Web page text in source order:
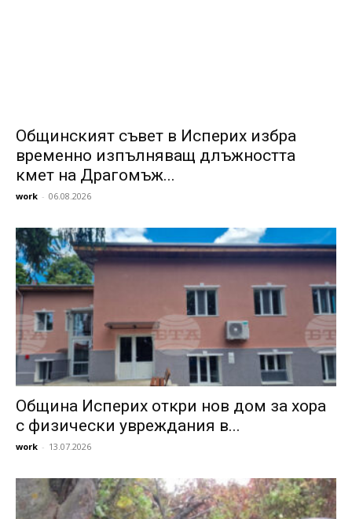
Общинският съвет в Исперих избра
временно изпълняващ длъжността
кмет на Драгомъж...
work - 06.08.2026
Община Исперих откри нов дом за хора
с физически увреждания в...
work - 13.07.2026